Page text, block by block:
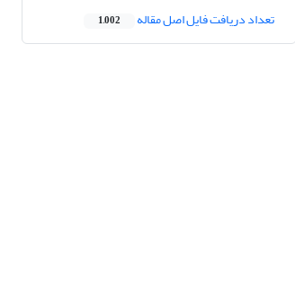
تعداد دریافت فایل اصل مقاله 1,002